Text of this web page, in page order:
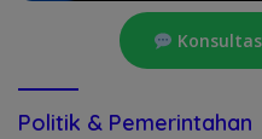
Politik & Pemerintahan